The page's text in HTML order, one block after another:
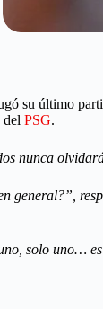
su último
del PSG.
nunca
general?”,
solo uno…